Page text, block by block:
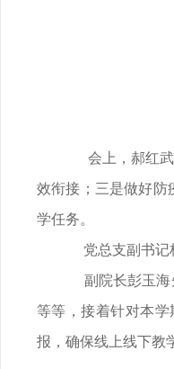
会上，郝红
效衔接；三是做好防
学任务。
党总支副书记
副院长彭玉
等等，接着针对本
报，确保线上线下教